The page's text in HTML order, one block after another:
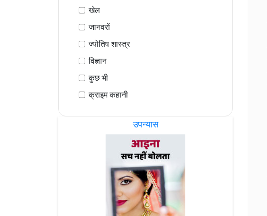
खेल
जानवरों
ज्योतिष शास्त्र
विज्ञान
कुछ भी
क्राइम कहानी
उपन्यास